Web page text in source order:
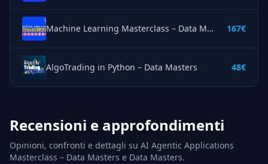
Machine Learning Masterclass – Data Masters 167€
AlgoTrading in Python – Data Masters 48€
Recensioni e approfondimenti
Opinioni, confronti e dettagli su AI Agentic Applications
Masterclass – Data Masters e Data Masters.